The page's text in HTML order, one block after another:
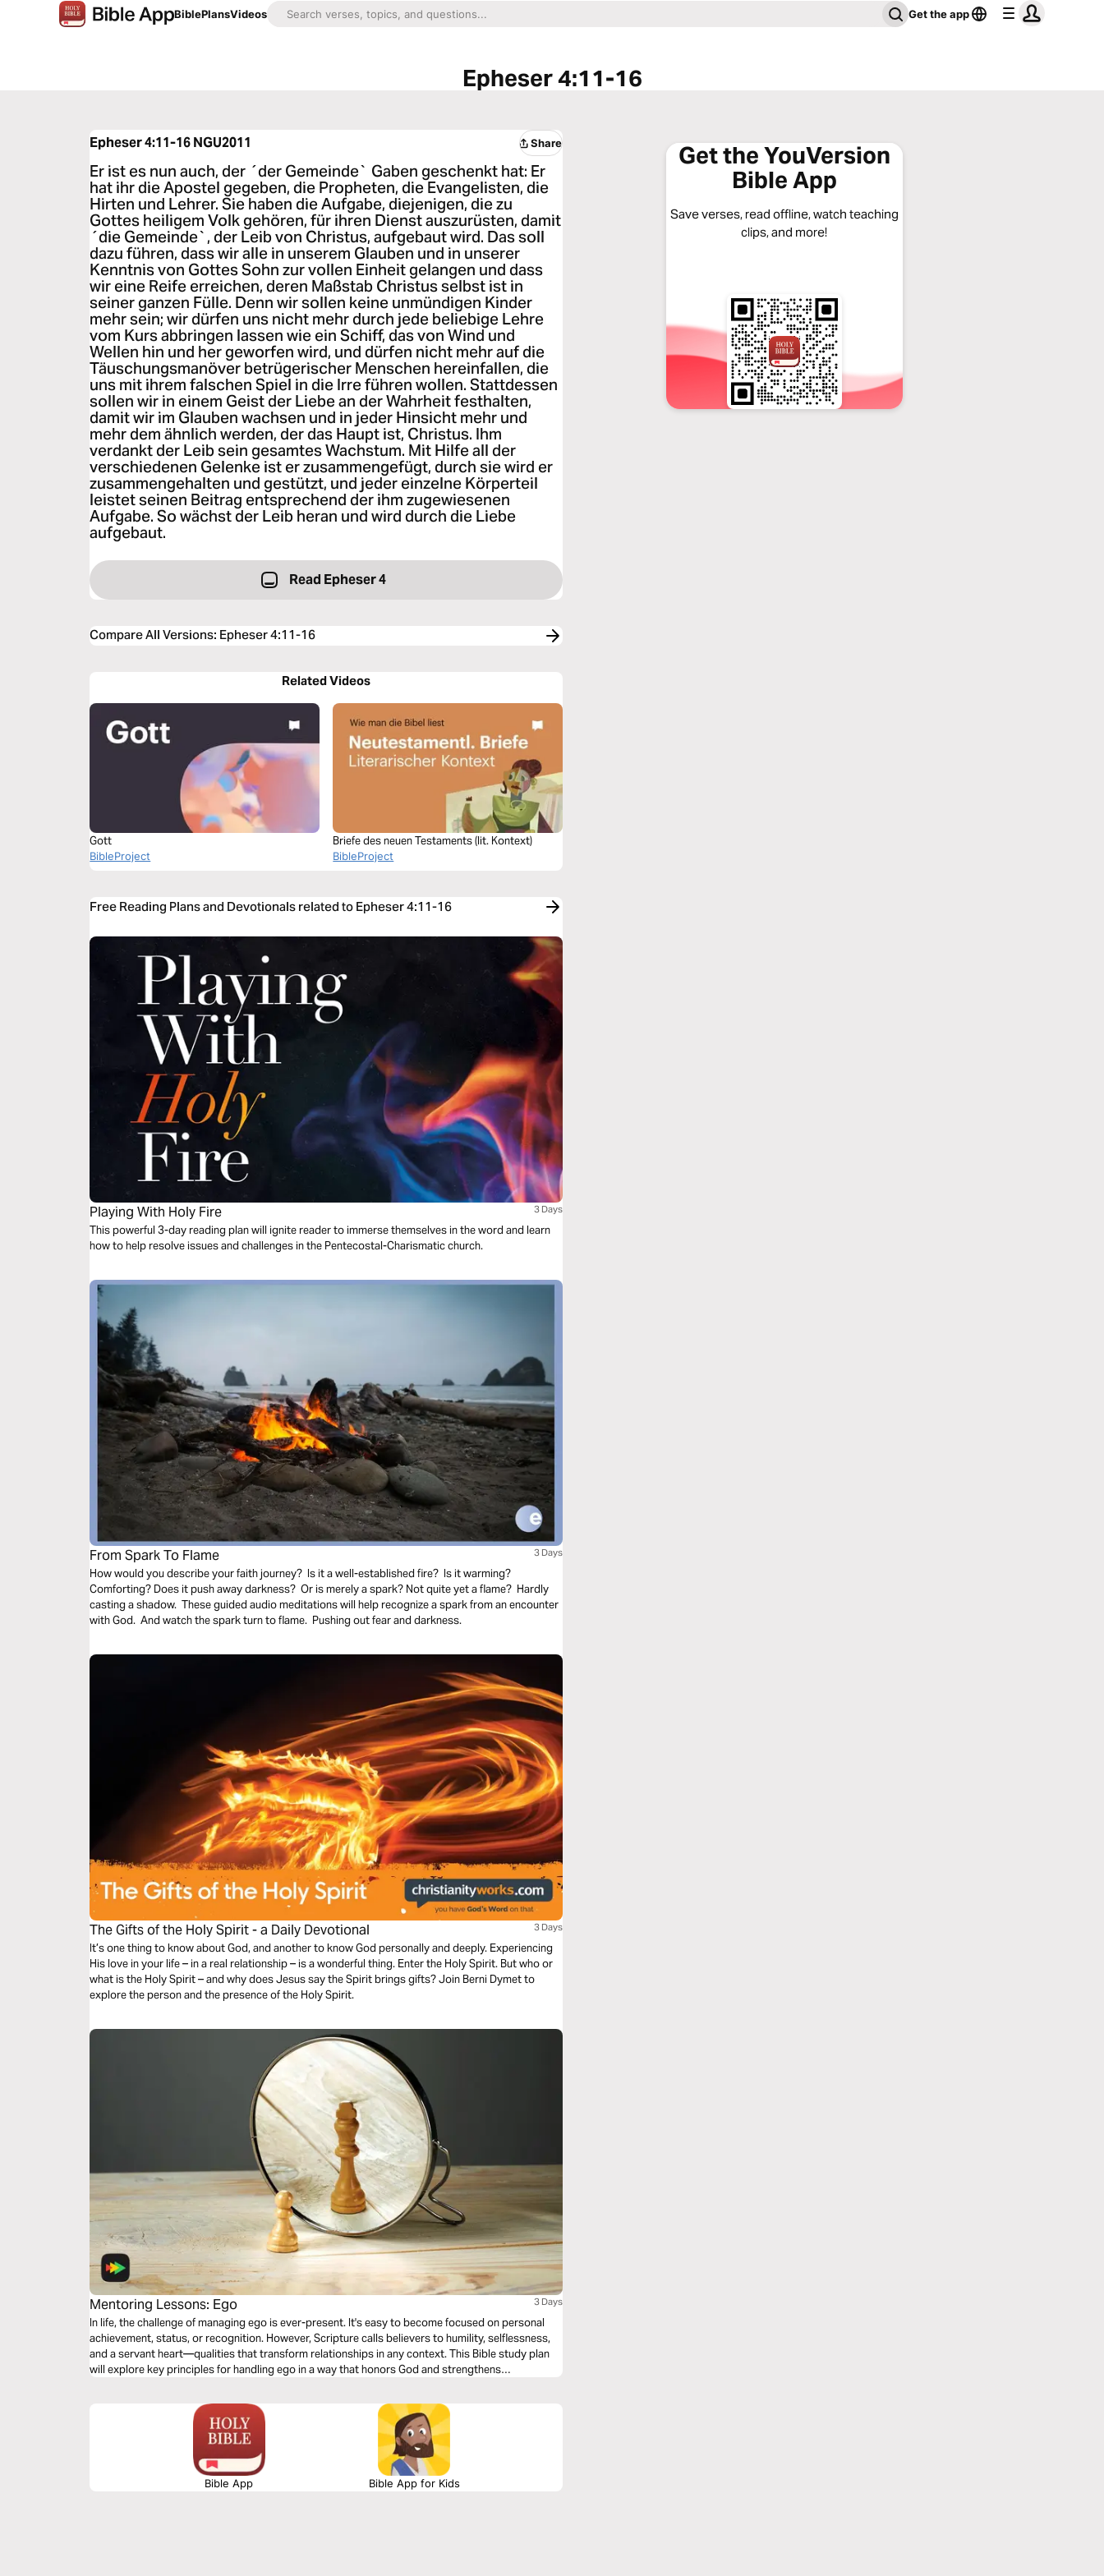
BiblePlansVideos Get the app
Epheser 4:11-16
Epheser 4:11-16NGU2011 Share
Er ist es nun auch, der ´der Gemeinde` Gaben geschenkt hat: Er
hat ihr die Apostel gegeben, die Propheten, die Evangelisten, die
Hirten und Lehrer. Sie haben die Aufgabe, diejenigen, die zu
Gottes heiligem Volk gehören, für ihren Dienst auszurüsten, damit
´die Gemeinde`, der Leib von Christus, aufgebaut wird. Das soll
dazu führen, dass wir alle in unserem Glauben und in unserer
Kenntnis von Gottes Sohn zur vollen Einheit gelangen und dass
wir eine Reife erreichen, deren Maßstab Christus selbst ist in
seiner ganzen Fülle. Denn wir sollen keine unmündigen Kinder
mehr sein; wir dürfen uns nicht mehr durch jede beliebige Lehre
vom Kurs abbringen lassen wie ein Schiff, das von Wind und
Wellen hin und her geworfen wird, und dürfen nicht mehr auf die
Täuschungsmanöver betrügerischer Menschen hereinfallen, die
uns mit ihrem falschen Spiel in die Irre führen wollen. Stattdessen
sollen wir in einem Geist der Liebe an der Wahrheit festhalten,
damit wir im Glauben wachsen und in jeder Hinsicht mehr und
mehr dem ähnlich werden, der das Haupt ist, Christus. Ihm
verdankt der Leib sein gesamtes Wachstum. Mit Hilfe all der
verschiedenen Gelenke ist er zusammengefügt, durch sie wird er
zusammengehalten und gestützt, und jeder einzelne Körperteil
leistet seinen Beitrag entsprechend der ihm zugewiesenen
Aufgabe. So wächst der Leib heran und wird durch die Liebe
aufgebaut.
Read Epheser 4
Compare All Versions: Epheser 4:11-16
Related Videos
Gott
BibleProject
Briefe des neuen Testaments (lit. Kontext)
BibleProject
Free Reading Plans and Devotionals related to Epheser 4:11-16
Playing With Holy Fire 3 Days
This powerful 3-day reading plan will ignite reader to immerse themselves in the word and learn
how to help resolve issues and challenges in the Pentecostal-Charismatic church.
From Spark To Flame 3 Days
How would you describe your faith journey? Is it a well-established fire? Is it warming?
Comforting? Does it push away darkness? Or is merely a spark? Not quite yet a flame? Hardly
casting a shadow. These guided audio meditations will help recognize a spark from an encounter
with God. And watch the spark turn to flame. Pushing out fear and darkness.
The Gifts of the Holy Spirit - a Daily Devotional 3 Days
It’s one thing to know about God, and another to know God personally and deeply. Experiencing
His love in your life – in a real relationship – is a wonderful thing. Enter the Holy Spirit. But who or
what is the Holy Spirit – and why does Jesus say the Spirit brings gifts? Join Berni Dymet to
explore the person and the presence of the Holy Spirit.
Mentoring Lessons: Ego 3 Days
In life, the challenge of managing ego is ever-present. It's easy to become focused on personal
achievement, status, or recognition. However, Scripture calls believers to humility, selflessness,
and a servant heart—qualities that transform relationships in any context. This Bible study plan
will explore key principles for handling ego in a way that honors God and strengthens
Bible App Bible App for Kids
Get the YouVersion
Bible App
Save verses, read offline, watch teaching
clips, and more!